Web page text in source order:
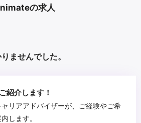
の求人
ませんでした。
紹介します！
リアアドバイザーが、ご経験やご希
します。